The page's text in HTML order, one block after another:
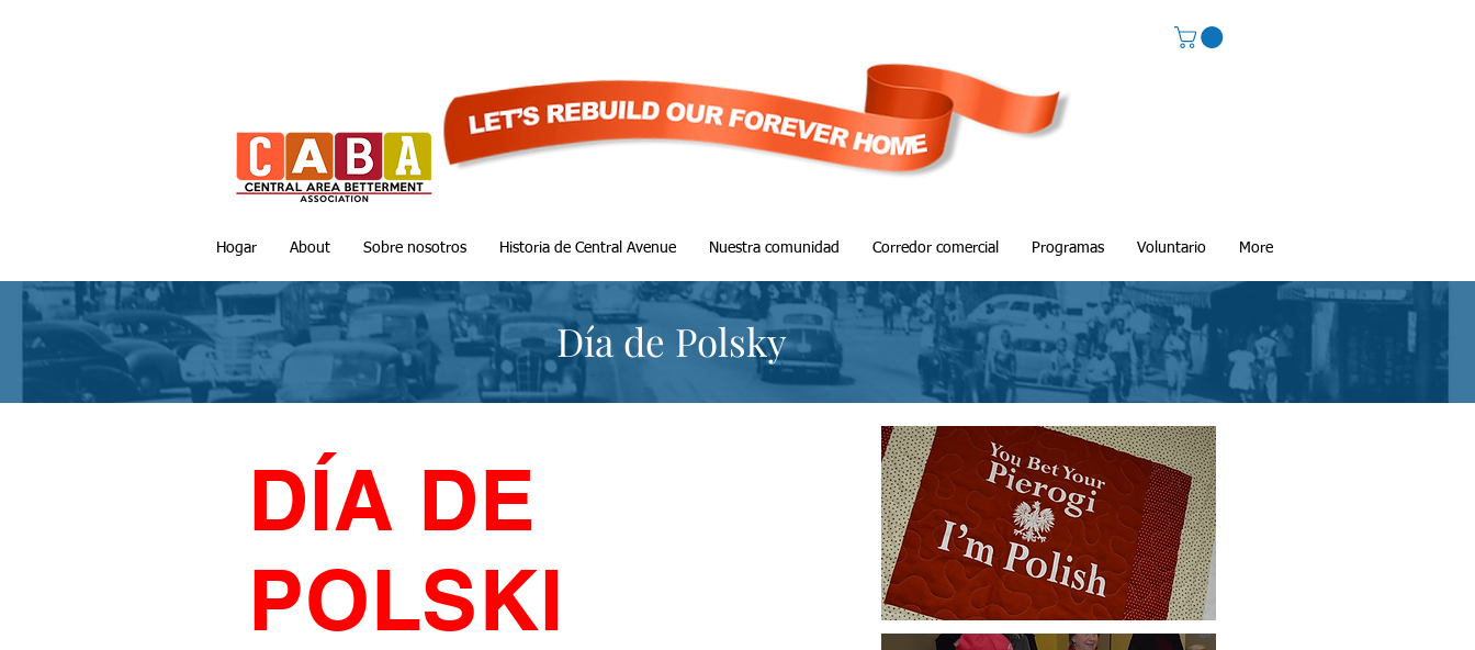
Hogar About Sobre nosotros Historia de Central Avenue Nuestra comunidad Corredor comercial Programas Voluntario More
Día de Polsky
DÍA DE
POLSKI